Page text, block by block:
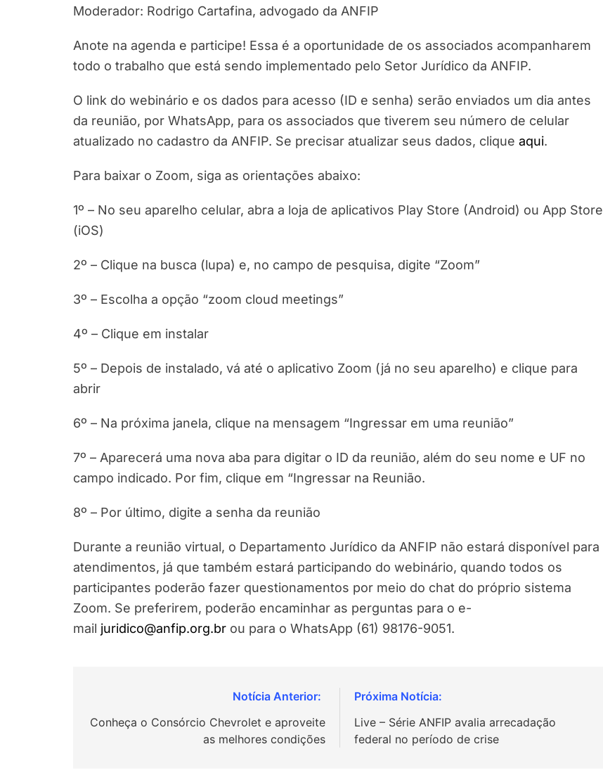
Moderador: Rodrigo Cartafina, advogado da ANFIP
Anote na agenda e participe! Essa é a oportunidade de os associados acompanharem
todo o trabalho que está sendo implementado pelo Setor Jurídico da ANFIP.
O link do webinário e os dados para acesso (ID e senha) serão enviados um dia antes
da reunião, por WhatsApp, para os associados que tiverem seu número de celular
atualizado no cadastro da ANFIP. Se precisar atualizar seus dados, clique aqui.
Para baixar o Zoom, siga as orientações abaixo:
1º – No seu aparelho celular, abra a loja de aplicativos Play Store (Android) ou App Store
(iOS)
2º – Clique na busca (lupa) e, no campo de pesquisa, digite “Zoom”
3º – Escolha a opção “zoom cloud meetings”
4º – Clique em instalar
5º – Depois de instalado, vá até o aplicativo Zoom (já no seu aparelho) e clique para
abrir
6º – Na próxima janela, clique na mensagem “Ingressar em uma reunião”
7º – Aparecerá uma nova aba para digitar o ID da reunião, além do seu nome e UF no
campo indicado. Por fim, clique em “Ingressar na Reunião.
8º – Por último, digite a senha da reunião
Durante a reunião virtual, o Departamento Jurídico da ANFIP não estará disponível para
atendimentos, já que também estará participando do webinário, quando todos os
participantes poderão fazer questionamentos por meio do chat do próprio sistema
Zoom. Se preferirem, poderão encaminhar as perguntas para o e-
mail juridico@anfip.org.br ou para o WhatsApp (61) 98176-9051.
de
Conheça o Consórcio Chevrolet e aproveite
as melhores condições
Live – Série ANFIP avalia arrecadação
federal no período de crise